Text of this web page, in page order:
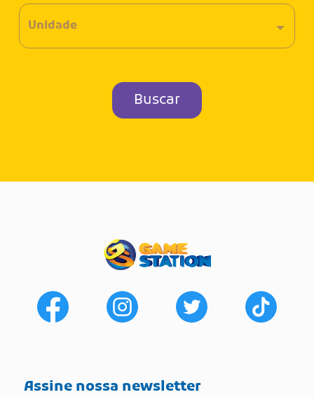
Buscar
Assine nossa newsletter